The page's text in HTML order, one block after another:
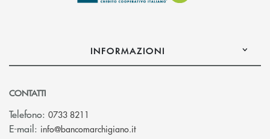
INFORMAZIONI
CONTATTI
Telefono: 0733 8211
E-mail: info@bancomarchigiano.it(si apre l’app di posta